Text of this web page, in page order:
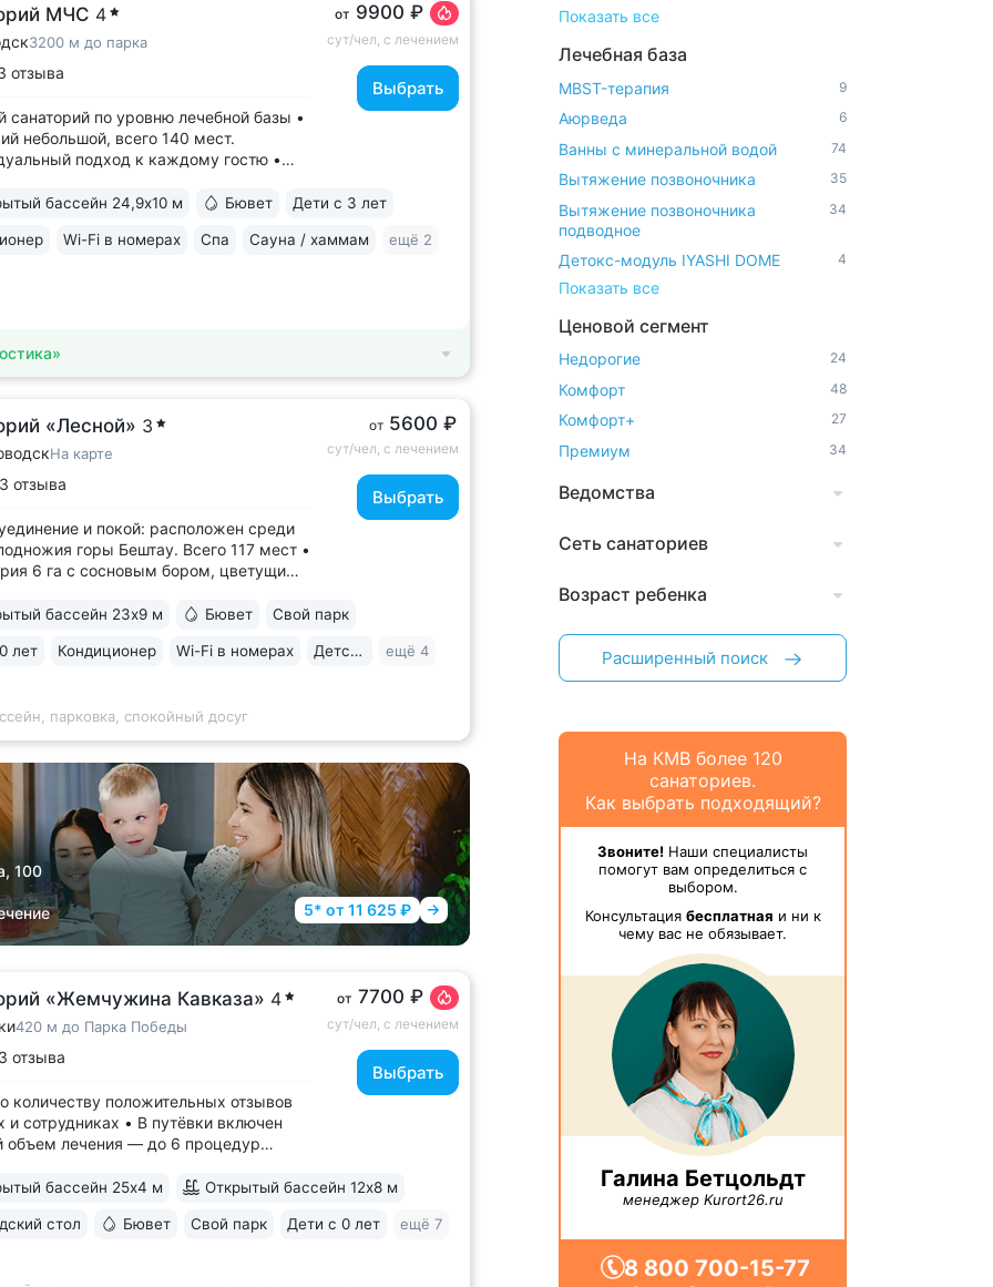
МЧС 4
3200 м до парка
отзыва
санаторий по уровню лечебной базы •
небольшой, всего 140 мест.
подход к каждому гостю •
КТ, МРТ, рентгена • Уникальный
и реабилитации опорно-
от 9900 ₽
сут/чел, с лечением
Выбрать
бассейн 24,9х10 м Бювет Дети с 3 лет
Wi-Fi в номерах Спа Сауна / хаммам ещё 2
«Лесной» 3
На карте
отзыва
и покой: расположен среди
горы Бештау. Всего 117 мест •
6 га с сосновым бором, цветущими
гамаками и беседками • Собственная
склонам • Бесплатный трансфер...
от 5600 ₽
сут/чел, с лечением
Выбрать
бассейн 23х9 м Бювет Свой парк
лет Кондиционер Wi-Fi в номерах Детская комната ещё 4
парковка, спокойный досуг
100
5* от 11 625 ₽
«Жемчужина Кавказа» 4
420 м до Парка Победы
отзыва
количеству положительных отзывов
и сотрудниках • В путёвки включен
объем лечения — до 6 процедур
консультации врача-диетолога
направленные на коррекцию
от 7700 ₽
сут/чел, с лечением
Выбрать
бассейн 25х4 м Открытый бассейн 12х8 м
стол Бювет Свой парк Дети с 0 лет ещё 7
Показать все
Лечебная база
MBST-терапия 9
Аюрведа 6
Ванны с минеральной водой 74
Вытяжение позвоночника 35
Вытяжение позвоночника
подводное
34
Детокс-модуль IYASHI DOME 4
Показать все
Ценовой сегмент
Недорогие 24
Комфорт 48
Комфорт+ 27
Премиум 34
Ведомства
Сеть санаториев
Возраст ребенка
Расширенный поиск
На КМВ более 120
санаториев.
Как выбрать подходящий?
Звоните! Наши специалисты
помогут вам определиться с
выбором.
Консультация бесплатная и ни к
чему вас не обязывает.
Галина Бетцольдт
менеджер Kurort26.ru
8 800 700-15-77